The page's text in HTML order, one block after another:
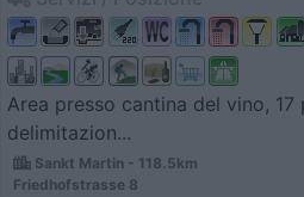
Area presso cantina del vino, 17
delimitazion...
Sankt Martin - 118.5km
Friedhofstrasse 8